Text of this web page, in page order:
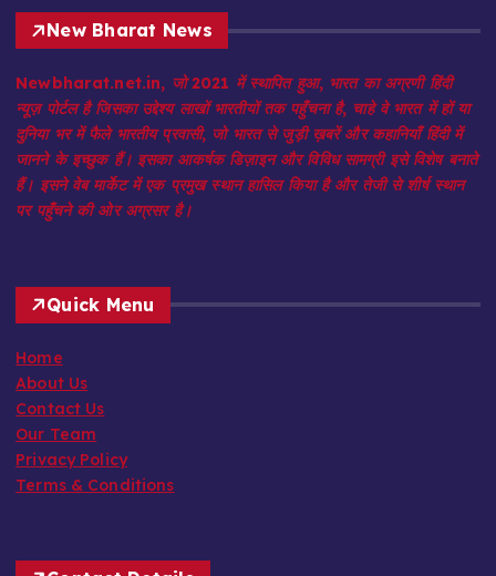
New Bharat News
Newbharat.net.in, जो 2021 में स्थापित हुआ, भारत का अग्रणी हिंदी
न्यूज़ पोर्टल है जिसका उद्देश्य लाखों भारतीयों तक पहुँचना है, चाहे वे भारत में हों या
दुनिया भर में फैले भारतीय प्रवासी, जो भारत से जुड़ी ख़बरें और कहानियाँ हिंदी में
जानने के इच्छुक हैं। इसका आकर्षक डिज़ाइन और विविध सामग्री इसे विशेष बनाते
हैं। इसने वेब मार्केट में एक प्रमुख स्थान हासिल किया है और तेजी से शीर्ष स्थान
Quick Menu
Home
About Us
Contact Us
Our Team
Privacy Policy